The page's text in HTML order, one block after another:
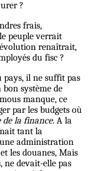
?
frais,
peuple verrait
renaîtrait,
du fisc ?
pays, il ne suffit pas
système de
manque, ce
par les budgets où
la finance. A la
tant la
administration
les douanes, Mais
devait-elle pas